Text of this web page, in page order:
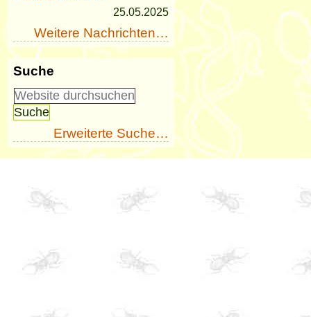
25.05.2025
Weitere Nachrichten…
Suche
Erweiterte Suche…